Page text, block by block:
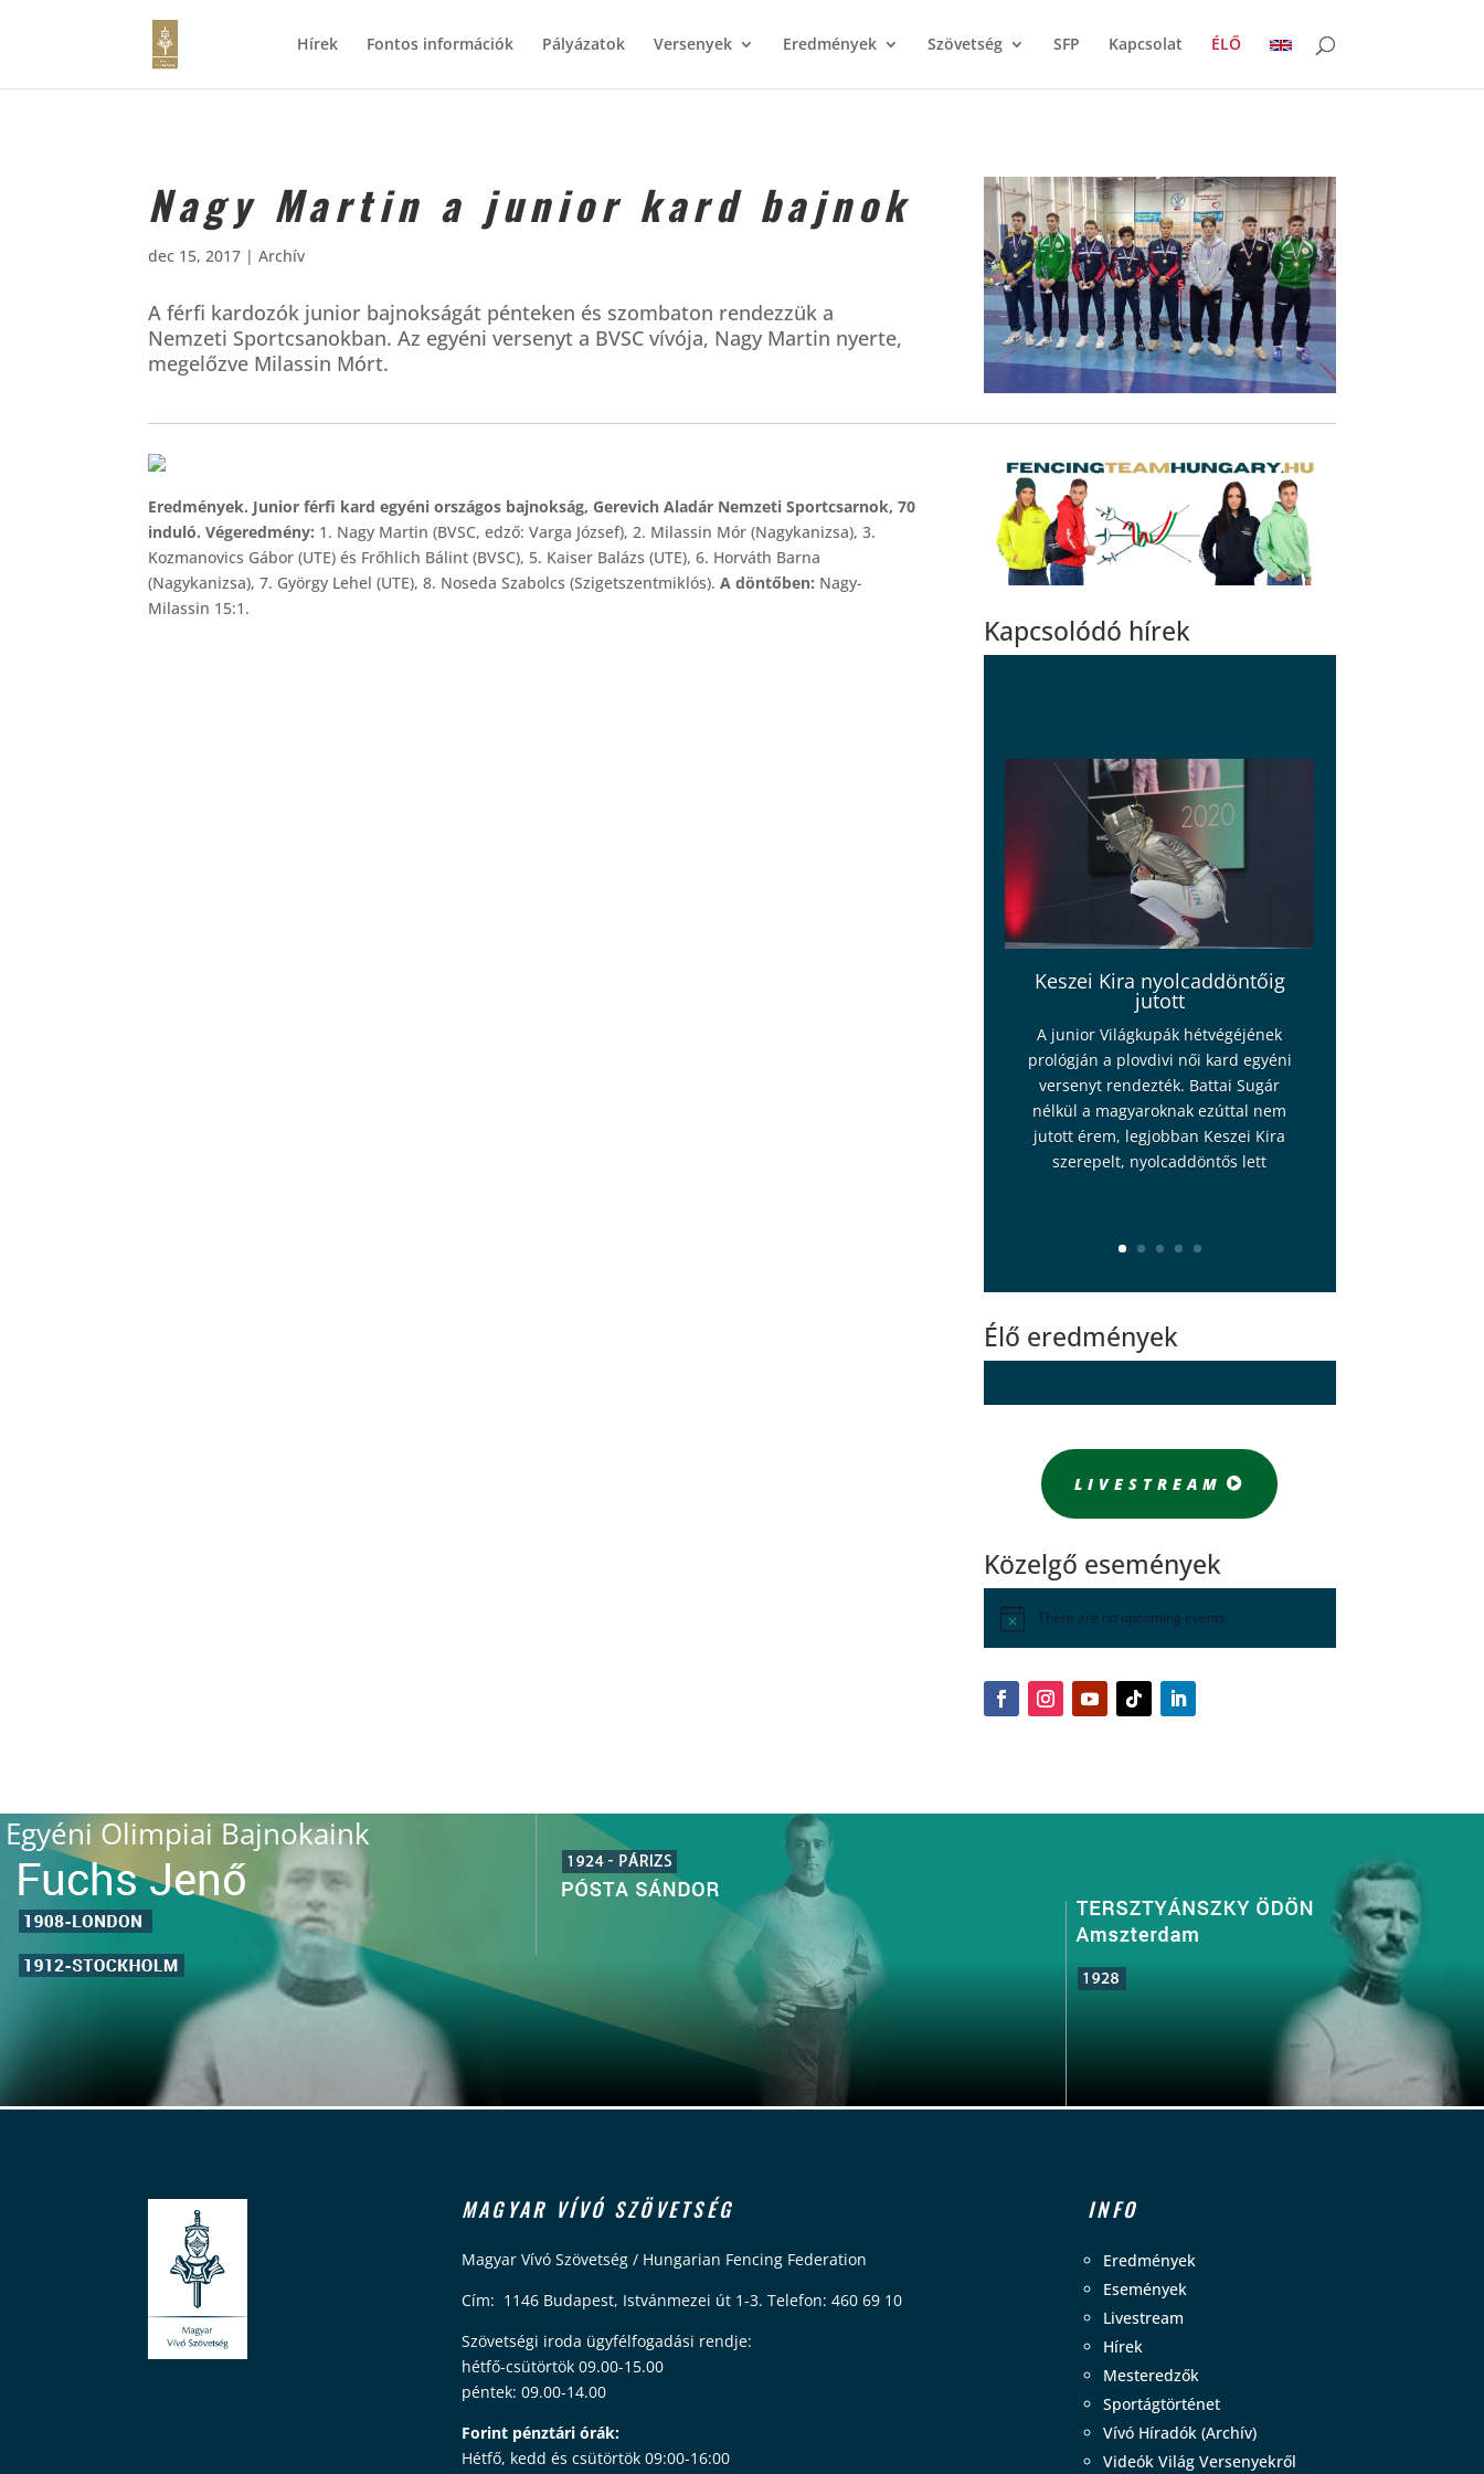
Hírek Fontos információk Pályázatok Versenyek Eredmények Szövetség SFP Kapcsolat ÉLŐ
Nagy Martin a junior kard bajnok
dec 15, 2017 |Archív
A férfi kardozók junior bajnokságát pénteken és szombaton rendezzük a
Nemzeti Sportcsanokban. Az egyéni versenyt a BVSC vívója, Nagy Martin nyerte,
megelőzve Milassin Mórt.
Eredmények. Junior férfi kard egyéni országos bajnokság, Gerevich Aladár Nemzeti Sportcsarnok, 70
induló. Végeredmény: 1. Nagy Martin (BVSC, edző: Varga József), 2. Milassin Mór (Nagykanizsa), 3.
Kozmanovics Gábor (UTE) és Frőhlich Bálint (BVSC), 5. Kaiser Balázs (UTE), 6. Horváth Barna
(Nagykanizsa), 7. György Lehel (UTE), 8. Noseda Szabolcs (Szigetszentmiklós).A döntőben: Nagy-
Milassin 15:1.
Kapcsolódó hírek
Keszei Kira nyolcaddöntőig
jutott
A junior Világkupák hétvégéjének
prológján a plovdivi női kard egyéni
versenyt rendezték. Battai Sugár
nélkül a magyaroknak ezúttal nem
jutott érem, legjobban Keszei Kira
szerepelt, nyolcaddöntős lett
Élő eredmények
LIVESTREAM
Közelgő események
There are no upcoming events.
Egyéni Olimpiai Bajnokaink
MAGYAR VÍVÓ SZÖVETSÉG
Magyar Vívó Szövetség / Hungarian Fencing Federation
Cím: 1146 Budapest, Istvánmezei út 1-3. Telefon: 460 69 10
Szövetségi iroda ügyfélfogadási rendje:
hétfő-csütörtök 09.00-15.00
péntek: 09.00-14.00
Forint pénztári órák:
Hétfő, kedd és csütörtök 09:00-16:00
INFO
Eredmények
Események
Livestream
Hírek
Mesteredzők
Sportágtörténet
Vívó Híradók (Archív)
Videók Világ Versenyekről